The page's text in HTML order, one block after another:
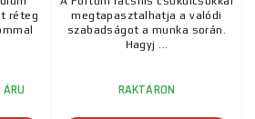
réteg
megtapasztalhatja a valódi
szabadságot a munka során.
Hagyj ...
RAKTÁRON